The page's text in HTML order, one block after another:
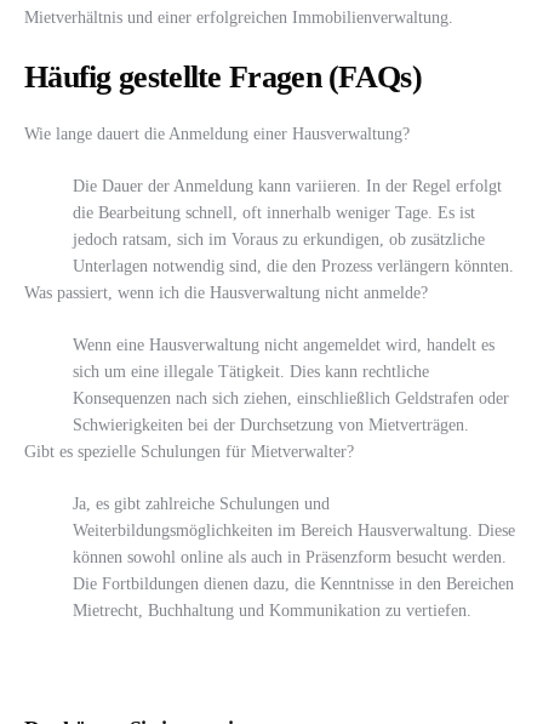
Mietverhältnis und einer erfolgreichen Immobilienverwaltung.
Häufig gestellte Fragen (FAQs)
Wie lange dauert die Anmeldung einer Hausverwaltung?
Die Dauer der Anmeldung kann variieren. In der Regel erfolgt
die Bearbeitung schnell, oft innerhalb weniger Tage. Es ist
jedoch ratsam, sich im Voraus zu erkundigen, ob zusätzliche
Unterlagen notwendig sind, die den Prozess verlängern könnten.
Was passiert, wenn ich die Hausverwaltung nicht anmelde?
Wenn eine Hausverwaltung nicht angemeldet wird, handelt es
sich um eine illegale Tätigkeit. Dies kann rechtliche
Konsequenzen nach sich ziehen, einschließlich Geldstrafen oder
Schwierigkeiten bei der Durchsetzung von Mietverträgen.
Gibt es spezielle Schulungen für Mietverwalter?
Ja, es gibt zahlreiche Schulungen und
Weiterbildungsmöglichkeiten im Bereich Hausverwaltung. Diese
können sowohl online als auch in Präsenzform besucht werden.
Die Fortbildungen dienen dazu, die Kenntnisse in den Bereichen
Mietrecht, Buchhaltung und Kommunikation zu vertiefen.